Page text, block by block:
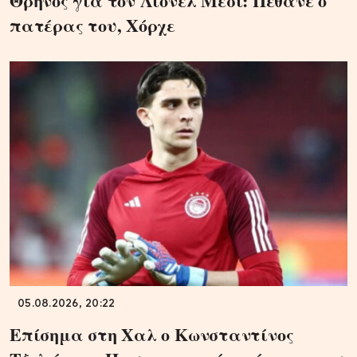
πατέρας του, Χόρχε
05.08.2026, 20:22
Επίσημα στη Χαλ ο Κωνσταντίνος